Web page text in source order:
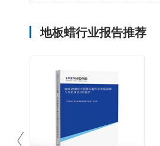
地板蜡行业报告推荐